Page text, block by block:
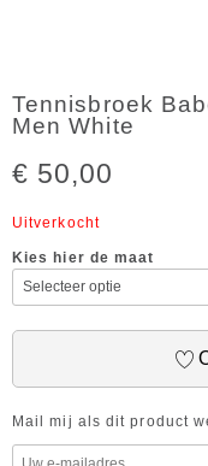
Tennisbroek
Men White
€ 50,00
Uitverkocht
Kies hier de maat
Mail mij als dit product